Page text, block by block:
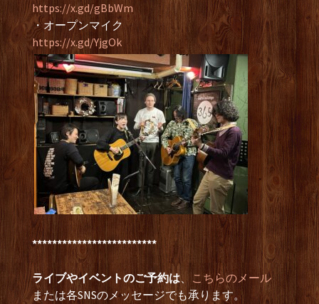
https://x.gd/gBbWm
・オープンマイク
https://x.gd/YjgOk
*************************
ライブやイベントのご予約は、 こちらのメール
または各SNSのメッセージでも承ります。